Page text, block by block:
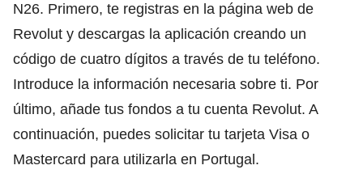
N26. Primero, te registras en la página web de
Revolut y descargas la aplicación creando un
código de cuatro dígitos a través de tu teléfono.
Introduce la información necesaria sobre ti. Por
último, añade tus fondos a tu cuenta Revolut. A
continuación, puedes solicitar tu tarjeta Visa o
Mastercard para utilizarla en Portugal.